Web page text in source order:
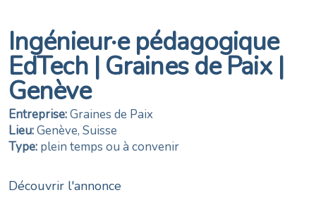
Ingénieur·e pédagogique
EdTech | Graines de Paix |
Genève
Entreprise:Graines de Paix
Lieu:Genève, Suisse
Type: plein temps ou à convenir
Découvrir l'annonce